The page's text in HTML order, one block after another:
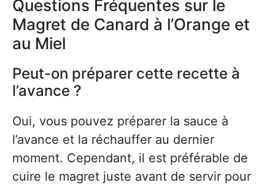
Questions Fréquentes sur le
Magret de Canard à l’Orange et
au Miel
Peut-on préparer cette recette à
l’avance ?
Oui, vous pouvez préparer la sauce à
l’avance et la réchauffer au dernier
moment. Cependant, il est préférable de
cuire le magret juste avant de servir pour